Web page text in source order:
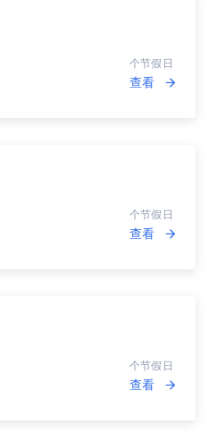
个节假日
查看
个节假日
查看
个节假日
查看